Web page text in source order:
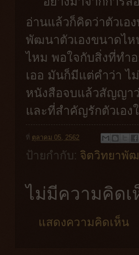
อ่านแล้วก็คิดว่าตัวเอ
พัฒนาตัวเองขนาดไห
ไหม พอใจกับสิ่งที่ทำ
เออ มันก็มีแต่คำว่า ไ
หนังสือจบแล้วสัญญา
และที่สำคัญรักตัวเอง
ที่ ตุลาคม 05, 2562
ป้ายกำกับ: จิตวิทยาพั
ไม่มีความคิดเ
แสดงความคิดเห็น